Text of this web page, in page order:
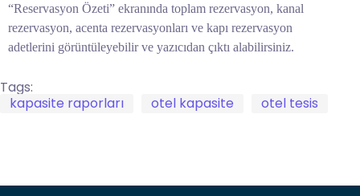
“Reservasyon Özeti” ekranında toplam rezervasyon, kanal
rezervasyon, acenta rezervasyonları ve kapı rezervasyon
adetlerini görüntüleyebilir ve yazıcıdan çıktı alabilirsiniz.
Tags:
kapasite raporları
otel kapasite otel tesis